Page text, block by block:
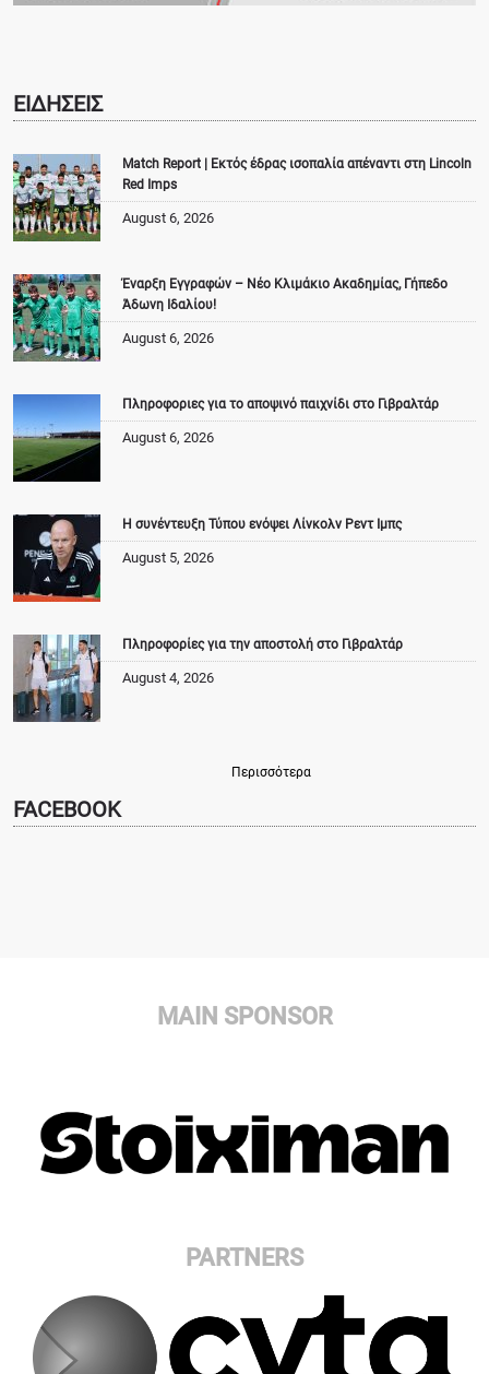
ΕΙΔΗΣΕΙΣ
Match Report | Εκτός έδρας ισοπαλία απέναντι στη Lincoln
Red Imps
August 6, 2026
Έναρξη Εγγραφών – Νέο Κλιμάκιο Ακαδημίας, Γήπεδο
Άδωνη Ιδαλίου!
August 6, 2026
Πληροφοριες για το αποψινό παιχνίδι στο Γιβραλτάρ
August 6, 2026
Η συνέντευξη Τύπου ενόψει Λίνκολν Ρεντ Ιμπς
August 5, 2026
Πληροφορίες για την αποστολή στο Γιβραλτάρ
August 4, 2026
Περισσότερα
FACEBOOK
MAIN SPONSOR
PARTNERS